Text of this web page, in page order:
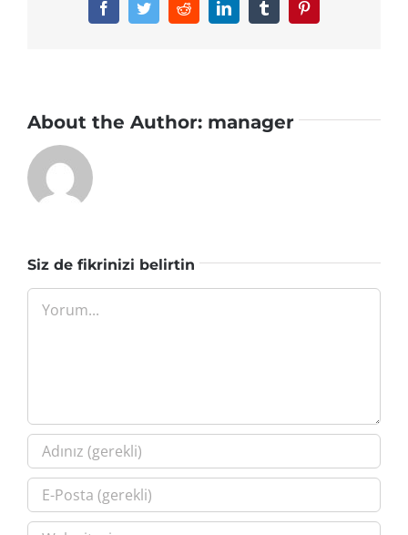
FacebookTwitterRedditLinkedInTumblrPinterest
About the Author: manager
Siz de fikrinizi belirtin